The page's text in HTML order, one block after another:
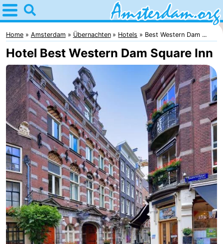
Home
Amsterdam
Interessante
Ausflüge
Für
Kindern
Für
Junge
Erwachsene
Kostenlos
Übernachten
Appartements
Campingplätze
Ferienhäuser
-
Home Amsterdam Übernachten Hotels Best Western Dam ...
Hotel Best Western Dam Square Inn